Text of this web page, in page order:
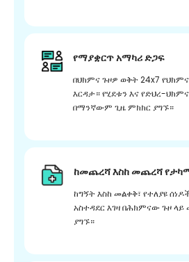
የማያቋርጥ አማካሪ ድጋፍ
በህክምና ጉዞዎ ወቅት 24x7
እርዳታ። የሂደቱን እና የድህረ-
በማንኛውም ጊዜ ምክክር ያግኙ።
ከመጨረሻ እስከ መጨረሻ
ከግኝት እስከ መልቀቅ፣ የተለያዩ
አስተዳደር እገዛ በሕክምናው ጉዞ
ያግኙ።